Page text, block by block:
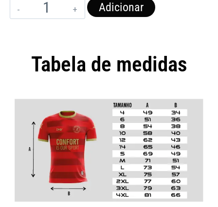
Adicionar
Tabela de medidas